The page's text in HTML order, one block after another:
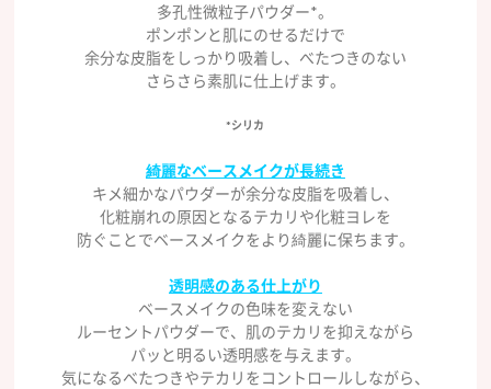
多孔性微粒子パウダー*。
ポンポンと肌にのせるだけで
余分な皮脂をしっかり吸着し、べたつきのない
さらさら素肌に仕上げます。
*シリカ
綺麗なベースメイクが長続き
キメ細かなパウダーが余分な皮脂を吸着し、
化粧崩れの原因となるテカリや化粧ヨレを
防ぐことでベースメイクをより綺麗に保ちます。
透明感のある仕上がり
ベースメイクの色味を変えない
ルーセントパウダーで、肌のテカリを抑えながら
パッと明るい透明感を与えます。
気になるべたつきやテカリをコントロールしながら、